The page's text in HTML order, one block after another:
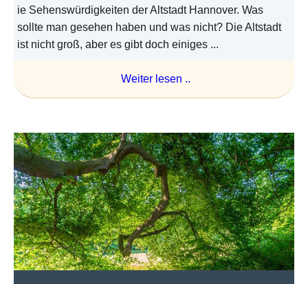
ie Sehenswürdigkeiten der Altstadt Hannover. Was
sollte man gesehen haben und was nicht? Die Altstadt
ist nicht groß, aber es gibt doch einiges ...
Weiter lesen ..